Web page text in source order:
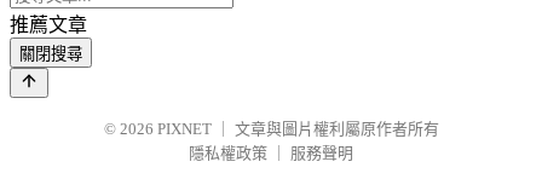
推薦文章
關閉搜尋
© 2026 PIXNET
文章與圖片權利屬原作者所有
隱私權政策
服務聲明